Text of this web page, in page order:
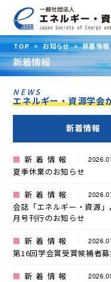
TOP > お知らせ > 新着情報
新着情報
NEWS
エネルギー・資源学会
新着情報
新着情報
夏季休業のお知らせ
新着情報
会誌「エネルギー・資源
月号刊行のお知らせ
新着情報
第16回学会賞受賞候補者
新着情報